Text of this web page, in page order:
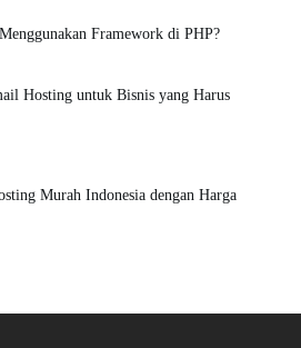
Framework di PHP?
Hosting untuk Bisnis yang Harus
Murah Indonesia dengan Harga